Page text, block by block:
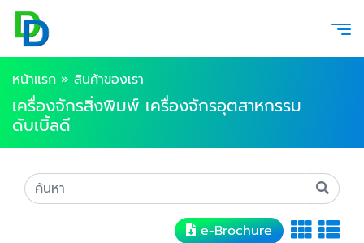
หน้าแรก » สินค้าของเรา
เครื่องจักรสิ่งพิมพ์ เครื่องจักรอุตสาหกรรม
ดับเบิ้ลดี
e-Brochure